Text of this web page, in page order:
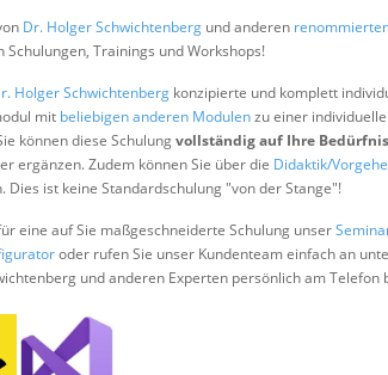
Dr. Holger Schwichtenberg und anderen
Schulungen, Trainings und Workshops!
Holger Schwichtenberg konzipierte und komplett
mit beliebigen anderen Modulenzu einer
können diese Schulungvollständig auf Ihre
ergänzen. Zudem können Sie über die Didaktik/
Dies ist keine Standardschulung "von der Stange"!
eine auf Sie maßgeschneiderte Schulung unser
oder rufen Sie unser Kundenteam einfach an
und anderen Experten persönlich am